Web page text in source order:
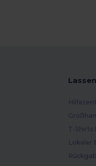
T-Shirts
Lokaler